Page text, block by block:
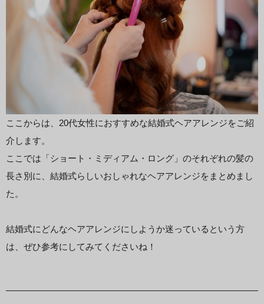
ここからは、20代女性におすすめな結婚式ヘアアレンジをご紹
介します。
ここでは「ショート・ミディアム・ロング」のそれぞれの髪の
長さ別に、結婚式らしいおしゃれなヘアアレンジをまとめまし
た。
結婚式にどんなヘアアレンジにしようか迷っているという方
は、ぜひ参考にしてみてくださいね！